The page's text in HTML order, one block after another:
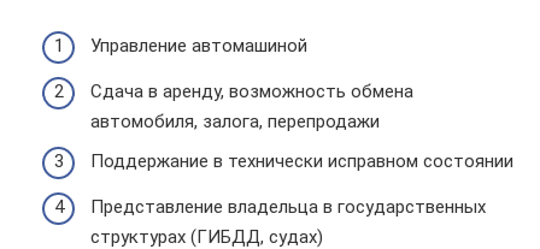
Управление автомашиной
Сдача в аренду, возможность обмена
автомобиля, залога, перепродажи
Поддержание в технически исправном состоянии
Представление владельца в государственных
структурах (ГИБДД, судах)